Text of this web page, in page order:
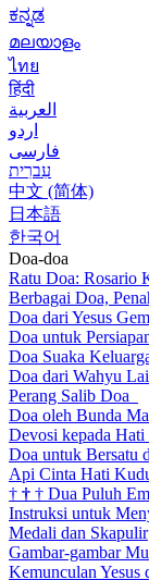
ಕನ್ನಡ
മലയാളം
ไทย
हिंदी
العربية
اردو
فارسی
עִברִית
中文 (简体)
日本語
한국어
Doa-doa
Ratu Doa: Rosario
Berbagai Doa,
Doa dari Yesus
Doa untuk
Doa Suaka
Doa dari Wahyu
Perang Salib Doa
Doa oleh Bunda
Devosi kepada
Doa untuk Bersatu
Api Cinta Hati
† † † Dua Puluh
Instruksi untuk
Medali dan Skapulir
Gambar-gambar
Kemunculan Yesus